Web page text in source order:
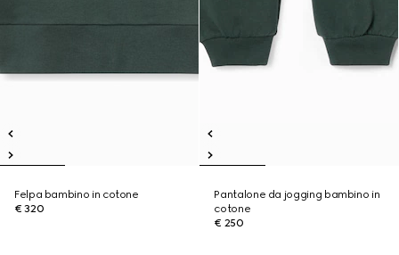
Felpa bambino in cotone
€ 320
Pantalone da jogging bambino in
cotone
€ 250